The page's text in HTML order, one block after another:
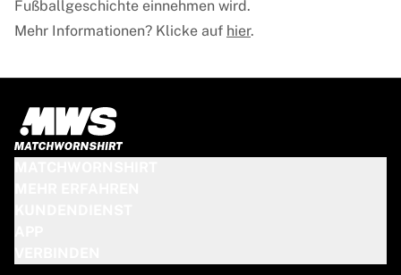
Fußballgeschichte einnehmen wird.
Mehr Informationen? Klicke auf hier.